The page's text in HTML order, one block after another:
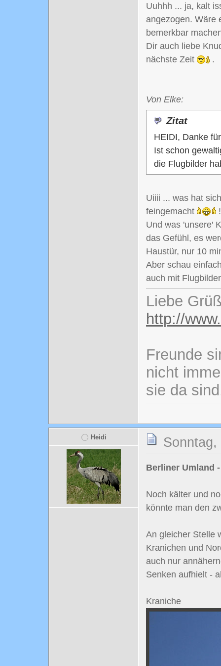
Uuhhh ... ja, kalt
angezogen. Wäre
bemerkbar
Dir auch liebe
nächste Zeit
.
Von Elke:
Zitat
HEIDI, Danke
Ist schon
die Flugbilder
Uiiii ... was hat
feingemacht
Und was 'unsere'
das Gefühl, es
Haustür, nur 10
Aber schau
auch mit
Liebe
http://
Freunde
nicht
sie da
Heidi
Berliner Umland -
Noch kälter und
könnte man den
An gleicher Stelle
Kranichen und
auch nur
Senken aufhielt -
Kraniche